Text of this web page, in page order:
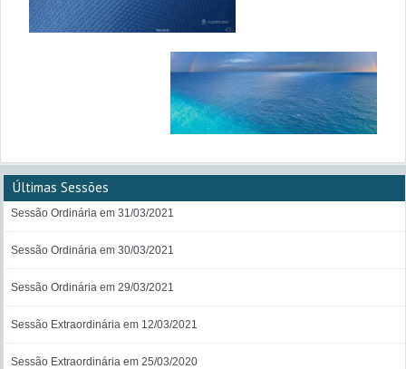
Últimas Sessões
Sessão Ordinária em 31/03/2021
Sessão Ordinária em 30/03/2021
Sessão Ordinária em 29/03/2021
Sessão Extraordinária em 12/03/2021
Sessão Extraordinária em 25/03/2020